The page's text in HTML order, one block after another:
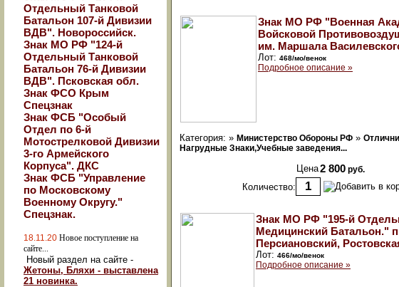
Отдельный Танковой
Батальон 107-й Дивизии
ВДВ". Новороссийск.
Знак МО РФ "124-й
Отдельный Танковой
Батальон 76-й Дивизии
ВДВ". Псковская обл.
Знак ФСО Крым
Спецзнак
Знак ФСБ "Особый
Отдел по 6-й
Мотострелковой Дивизии
3-го Армейского
Корпуса". ДКС
Знак ФСБ "Управление
по Московскому
Военному Округу."
Спецзнак.
18.11.20 Новое поступление на
сайте...
Новый раздел на сайте -
Жетоны, Бляхи - выставлена
21 новинка.
Знак МО РФ "Военная
Войсковой
им. Маршала
Лот: 468/мо/венок
Подробное описание »
Категория: » Министерство Обороны РФ »
Нагрудные Знаки,Учебные заведения...
Цена2 800 руб.
Количество:
Знак МО РФ "195-й
Медицинский Батальон."
Персиановский,
Лот: 466/мо/венок
Подробное описание »